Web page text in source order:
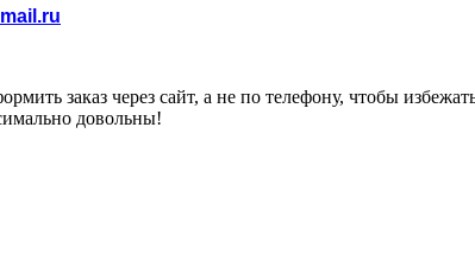
заказ через сайт, а не по телефону, чтобы
довольны!